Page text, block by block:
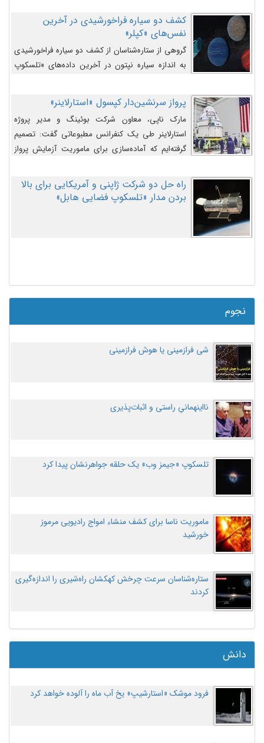
کشف دو سیاره فراخورشیدی در آخرین
نفس‌های «کپلر»
گروهی از ستاره‌شناسان از کشف دو سیاره فراخورشیدی
به اندازه سیاره نپتون در آخرین داده‌های «تلسکوپ
پرواز سرنشین‌دار کپسول «استارلاینر»
مارک ناپی، معاون شرکت بوئینگ و مدیر پروژه
استارلاینر طی یک کنفرانس مطبوعاتی گفت: تصمیم
گرفته‌ایم که آماده‌سازی برای ماموریت آزمایش پرواز
اصلاح کنیم.
راه حل دو شرکت ژاپنی و آمریکایی برای بالا
بردن مدار «تلسکوپ فضایی هابل»
نجوم
شی فرازمینی یا هوش فرازمینی
نااینهمانیِ راستی و اثبات‌پذیری
تلسکوپ «جیمز وب» یک حلقه جواهرنشان پیدا کرد
ماموریت ناسا برای کشف منشاء امواج رادیویی مرموز
خورشید
ستاره‌شناسان سرعت چرخش کهکشان راه‌شیری را اندازه‌گیری
کردند
دانش
فرود موشک «استارشیپ» یخ آب ماه را آلوده خواهد کرد